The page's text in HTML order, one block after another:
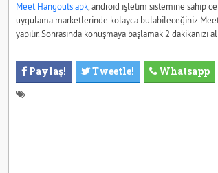
Meet Hangouts apk, android işletim sistemine sahip
uygulama marketlerinde kolayca bulabileceğiniz
yapılır. Sonrasında konuşmaya başlamak 2 dakikanızı
Paylaş! Tweetle! Whatsapp